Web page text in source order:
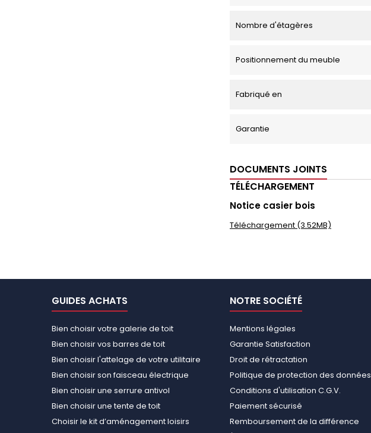
Nombre d'étagères
Positionnement du meuble
Fabriqué en
Garantie
DOCUMENTS JOINTS
TÉLÉCHARGEMENT
Notice casier bois
Téléchargement (3.52MB)
GUIDES ACHATS
Bien choisir votre galerie de toit
Bien choisir vos barres de toit
Bien choisir l'attelage de votre utilitaire
Bien choisir son faisceau électrique
Bien choisir une serrure antivol
Bien choisir une tente de toit
Choisir le kit d’aménagement loisirs
NOTRE SOCIÉTÉ
Mentions légales
Garantie Satisfaction
Droit de rétractation
Politique de protection des données
Conditions d'utilisation C.G.V.
Paiement sécurisé
Remboursement de la différence